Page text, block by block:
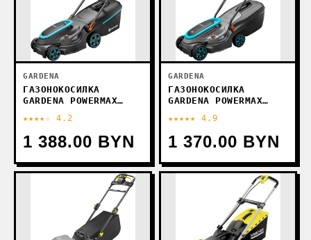
GARDENA
ГАЗОНОКОСИЛКА
GARDENA POWERMAX
★★★★☆ 4.2
1 388.00 BYN
GARDENA
ГАЗОНОКОСИЛКА
GARDENA POWERMAX
★★★★★ 4.9
1 370.00 BYN